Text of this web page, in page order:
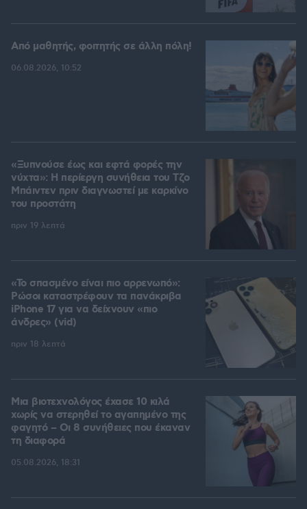
Από μαθητής, φοιτητής σε άλλη πόλη!
06.08.2026, 10:52
«Ξυπνούσε έως και εφτά φορές την
νύχτα»: Η περίεργη συνήθεια του Τζο
Μπάιντεν πριν διαγνωστεί με καρκίνο
του προστάτη
πριν 19 λεπτά
«Το σπασμένο είναι πιο αρρενωπό»:
Ρώσοι καταστρέφουν τα πανάκριβα
iPhone 17 για να δείχνουν «πιο
άνδρες» (vid)
πριν 18 λεπτά
Μια βιοτεχνολόγος έχασε 10 κιλά
χωρίς να στερηθεί το αγαπημένο της
φαγητό – Οι 8 συνήθειες που έκαναν
τη διαφορά
05.08.2026, 18:31